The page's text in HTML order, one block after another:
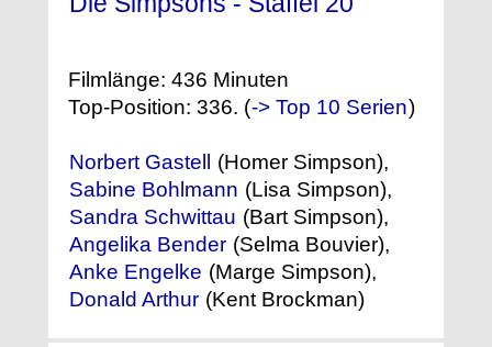
Filmlänge: 436 Minuten
Top-Position: 336. (-> Top 10 Serien)
Norbert Gastell
(Homer Simpson),
Sabine Bohlmann (Lisa Simpson),
Sandra Schwittau (Bart Simpson),
Angelika Bender (Selma Bouvier),
Anke Engelke (Marge Simpson),
Donald Arthur (Kent Brockman)